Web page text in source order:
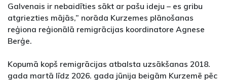
Galvenais ir nebaidīties sākt ar pašu ideju – es gribu
atgriezties mājās,” norāda Kurzemes plānošanas
reģiona reģionālā remigrācijas koordinatore Agnese
Berģe.
Kopumā kopš remigrācijas atbalsta uzsākšanas 2018.
gada martā līdz 2026. gada jūnija beigām Kurzemē pēc